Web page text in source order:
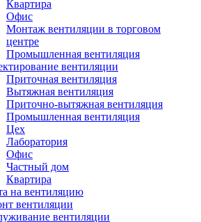
Квартира
Офис
Монтаж вентиляции в торговом
центре
Промышленная вентиляция
вентиляции
Приточная вентиляция
Вытяжная вентиляция
Приточно-вытяжная вентиляция
Промышленная вентиляция
Цех
Лаборатория
Офис
Частный дом
Квартира
на вентиляцию
вентиляции
вентиляции